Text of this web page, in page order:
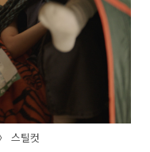
스틸컷